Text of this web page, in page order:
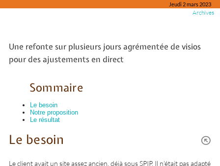
Jeudi 2 mars 2023
Archives
Une refonte sur plusieurs jours agrémentée de visios
pour des ajustements en direct
Sommaire
Le besoin
Notre proposition
Le résultat
Le besoin
Le client avait un site assez ancien, déjà sousSPIP. Il n’était pas adapté